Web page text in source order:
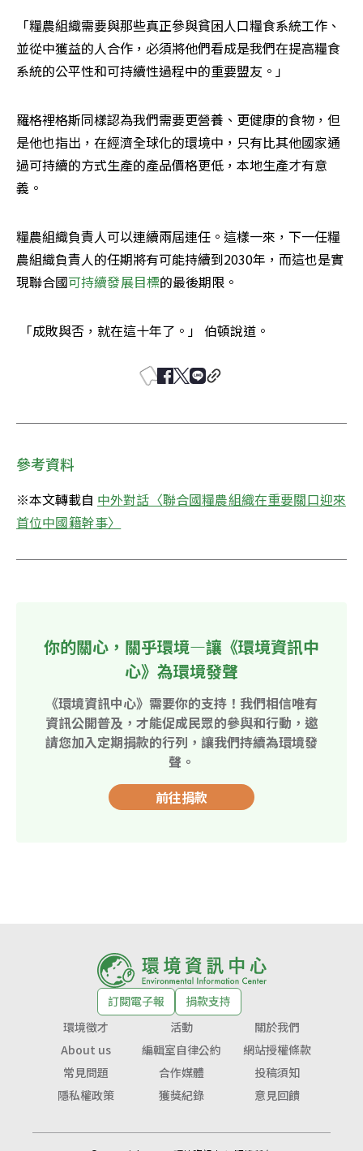
「糧農組織需要與那些真正參與貧困人口糧食系統工作、
並從中獲益的人合作，必須將他們看成是我們在提高糧食
系統的公平性和可持續性過程中的重要盟友。」
羅格裡格斯同樣認為我們需要更營養、更健康的食物，但
是他也指出，在經濟全球化的環境中，只有比其他國家通
過可持續的方式生產的產品價格更低，本地生產才有意
義。
糧農組織負責人可以連續兩屆連任。這樣一來，下一任糧
農組織負責人的任期將有可能持續到2030年，而這也是實
現聯合國可持續發展目標的最後期限。
「成敗與否，就在這十年了。」 伯頓說道。
參考資料
※本文轉載自 中外對話〈聯合國糧農組織在重要關口迎來
首位中國籍幹事〉
你的關心，關乎環境—讓《環境資訊中
心》為環境發聲
《環境資訊中心》需要你的支持！我們相信唯有
資訊公開普及，才能促成民眾的參與和行動，邀
請您加入定期捐款的行列，讓我們持續為環境發
聲。
前往捐款
訂閱電子報
捐款支持
環境徵才
活動
關於我們
About us
編輯室自律公約
網站授權條款
常見問題
合作媒體
投稿須知
隱私權政策
獲獎紀錄 意見回饋